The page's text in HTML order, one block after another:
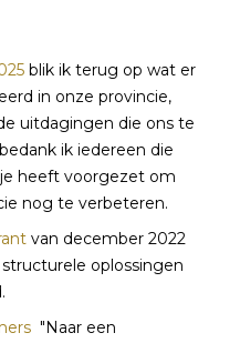
blik ik terug op wat er
in onze provincie,
uitdagingen die ons te
ik iedereen die
heeft voorgezet om
nog te verbeteren.
van december 2022
oplossingen
"Naar een